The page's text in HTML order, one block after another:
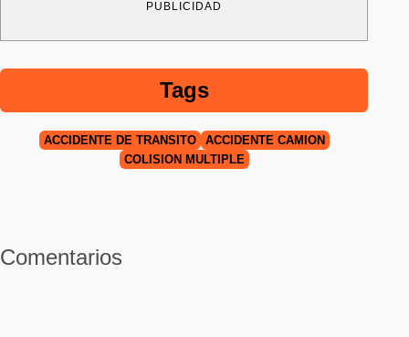
PUBLICIDAD
Tags
ACCIDENTE DE TRÁNSITO
ACCIDENTE CAMIÓN
COLISIÓN MÚLTIPLE
Comentarios